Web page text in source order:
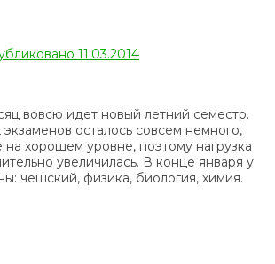
11.03.2014
вовсю идет новый летний семестр.
осталось совсем немного,
хорошем уровне, поэтому нагрузка
увеличилась. В конце января у
чешский, физика, биология, химия.